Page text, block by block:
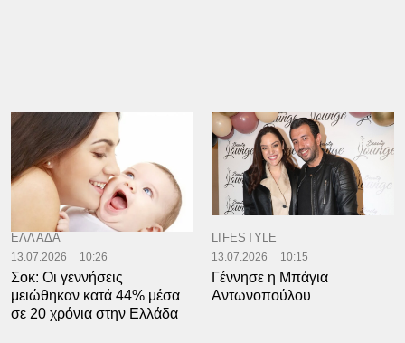
ΕΛΛΑΔΑ
13.07.2026 10:26
Σοκ: Οι γεννήσεις
μειώθηκαν κατά 44% μέσα
σε 20 χρόνια στην Ελλάδα
LIFESTYLE
13.07.2026 10:15
Γέννησε η Μπάγια
Αντωνοπούλου